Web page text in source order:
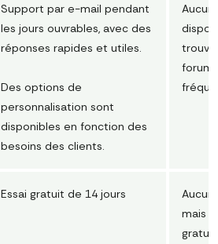
Support par e-mail pendant
les jours ouvrables, avec des
réponses rapides et utiles.
Des options de
personnalisation sont
disponibles en fonction des
besoins des clients.
Essai gratuit de 14 jours
Aucun
mais il